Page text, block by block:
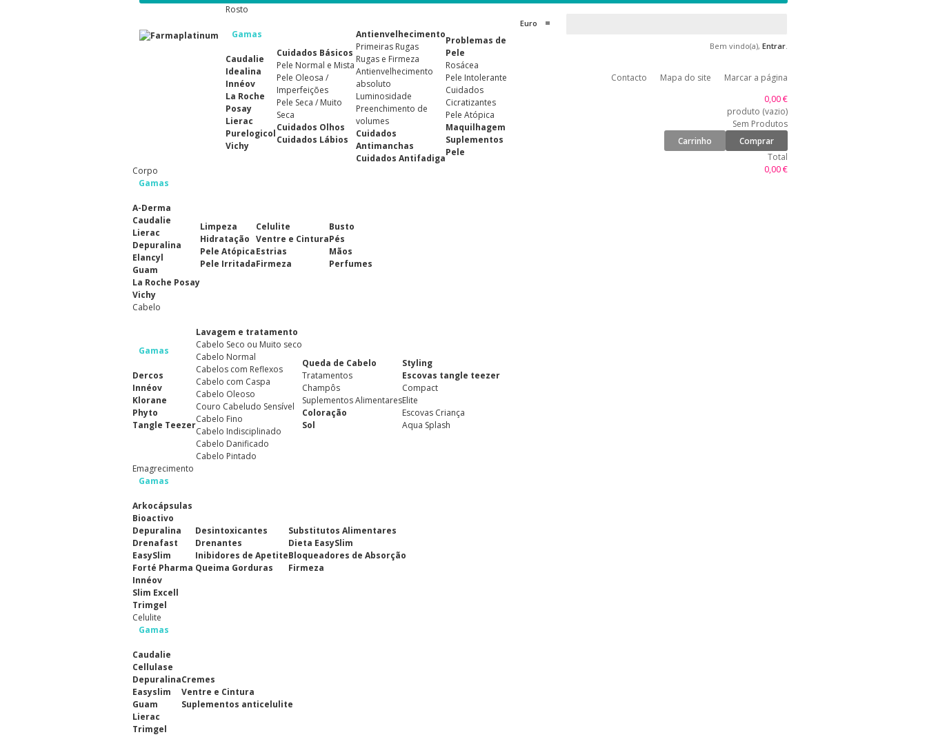
Euro
Bem vindo(a), Entrar.
Contacto Mapa do site
Marcar a página
0,00 €
produto (vazio)
Sem Produtos
Carrinho
Comprar
Total
0,00 €
Rosto
Gamas
Caudalie
Idealina
Innéov
La Roche
Posay
Lierac
Purelogicol
Vichy
Cuidados Básicos
Pele Normal e Mista
Pele Oleosa /
Imperfeições
Pele Seca / Muito
Seca
Cuidados Olhos
Cuidados Lábios
Antienvelhecimento
Primeiras Rugas
Rugas e Firmeza
Antienvelhecimento
absoluto
Luminosidade
Preenchimento de
volumes
Cuidados
Antimanchas
Cuidados Antifadiga
Problemas de
Pele
Rosácea
Pele Intolerante
Cuidados
Cicratizantes
Pele Atópica
Maquilhagem
Suplementos
Pele
Corpo
Gamas
A-Derma
Caudalie
Lierac
Depuralina
Elancyl
Guam
La Roche Posay
Vichy
Limpeza
Hidratação
Pele Atópica
Pele Irritada
Celulite
Ventre e Cintura
Estrias
Firmeza
Busto
Pés
Mãos
Perfumes
Cabelo
Gamas
Dercos
Innéov
Klorane
Phyto
Tangle Teezer
Lavagem e tratamento
Cabelo Seco ou Muito seco
Cabelo Normal
Cabelos com Reflexos
Cabelo com Caspa
Cabelo Oleoso
Couro Cabeludo Sensível
Cabelo Fino
Cabelo Indisciplinado
Cabelo Danificado
Cabelo Pintado
Queda de Cabelo
Tratamentos
Champôs
Suplementos Alimentares
Coloração
Sol
Styling
Escovas tangle teezer
Compact
Elite
Escovas Criança
Aqua Splash
Emagrecimento
Gamas
Arkocápsulas
Bioactivo
Depuralina
Drenafast
EasySlim
Forté Pharma
Innéov
Slim Excell
Trimgel
Desintoxicantes
Drenantes
Inibidores de Apetite
Queima Gorduras
Substitutos Alimentares
Dieta EasySlim
Bloqueadores de Absorção
Firmeza
Celulite
Gamas
Caudalie
Cellulase
Depuralina
Easyslim
Guam
Lierac
Trimgel
Cremes
Ventre e Cintura
Suplementos anticelulite